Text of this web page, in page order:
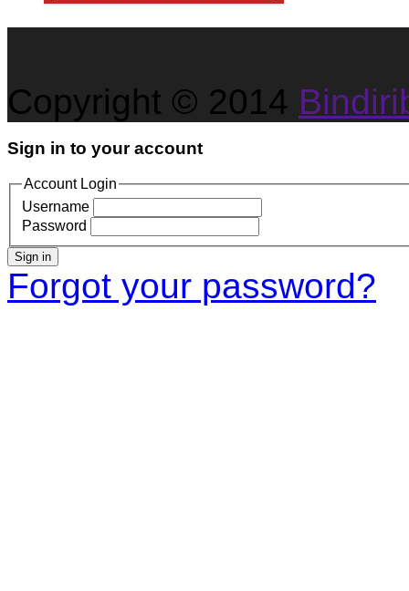
Copyright © 2014
Sign in to your account
Account Login
Username
Password
Sign in
Forgot your password?